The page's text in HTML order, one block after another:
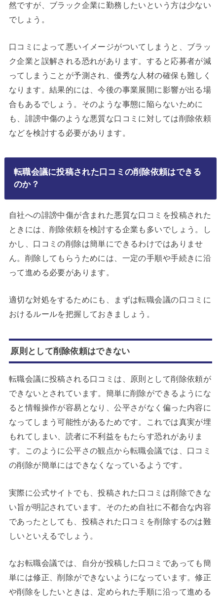
然ですが、ブラック企業に勤務したいという方は少ない
でしょう。
口コミによって悪いイメージがついてしまうと、ブラッ
ク企業と誤解される恐れがあります。すると応募者が減
ってしまうことが予測され、優秀な人材の確保も難しく
なります。結果的には、今後の事業展開に影響が出る場
合もあるでしょう。そのような事態に陥らないために
も、誹謗中傷のような悪質な口コミに対しては削除依頼
などを検討する必要があります。
転職会議に投稿された口コミの削除依頼はできる
のか？
自社への誹謗中傷が含まれた悪質な口コミを投稿された
ときには、削除依頼を検討する企業も多いでしょう。し
かし、口コミの削除は簡単にできるわけではありませ
ん。削除してもらうためには、一定の手順や手続きに沿
って進める必要があります。
適切な対処をするためにも、まずは転職会議の口コミに
おけるルールを把握しておきましょう。
原則として削除依頼はできない
転職会議に投稿される口コミは、原則として削除依頼が
できないとされています。簡単に削除ができるようにな
ると情報操作が容易となり、公平さがなく偏った内容に
なってしまう可能性があるためです。これでは真実が埋
もれてしまい、読者に不利益をもたらす恐れがありま
す。このように公平さの観点から転職会議では、口コミ
の削除が簡単にはできなくなっているようです。
実際に公式サイトでも、投稿された口コミは削除できな
い旨が明記されています。そのため自社に不都合な内容
であったとしても、投稿された口コミを削除するのは難
しいといえるでしょう。
なお転職会議では、自分が投稿した口コミであっても簡
単には修正、削除ができないようになっています。修正
や削除をしたいときは、定められた手順に沿って進める